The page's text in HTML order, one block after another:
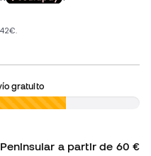
gratuito
a partir de 60 €